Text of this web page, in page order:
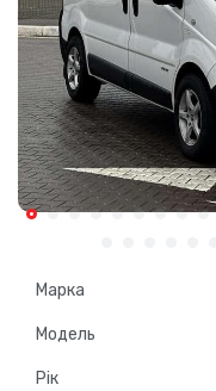
Марка
Модель
Рік